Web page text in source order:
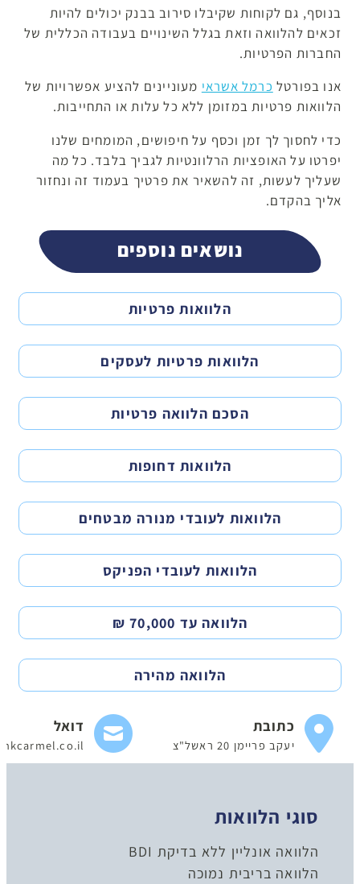
בנוסף, גם לקוחות שקיבלו סירוב בבנק יכולים להיות
זכאים להלוואה וזאת בגלל השינויים בעבודה הכללית של
החברות הפרטיות.
אנו בפורטל כרמל אשראי מעוניינים להציע אפשרויות של
הלוואות פרטיות במזומן ללא כל עלות או התחייבות.
כדי לחסוך לך זמן וכסף על חיפושים, המומחים שלנו
יפרטו על האופציות הרלוונטיות לגביך בלבד. כל מה
שעליך לעשות, זה להשאיר את פרטיך בעמוד זה ונחזור
אליך בהקדם.
נושאים נוספים
הלוואות פרטיות
הלוואות פרטיות לעסקים
הסכם הלוואה פרטיות
הלוואות דחופות
הלוואות לעובדי מנורה מבטחים
הלוואות לעובדי הפניקס
הלוואה עד 70,000 ₪
הלוואה מהירה
כתובת
יעקב פריימן 20 ראשל"צ
דואל
סוגי הלוואות
הלוואה אונליין ללא בדיקת BDI
הלוואה בריבית נמוכה